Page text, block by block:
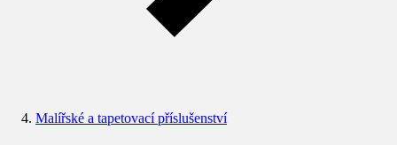
Malířské a tapetovací příslušenství